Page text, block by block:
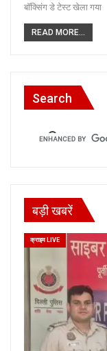
बॉक्सिंग डे टेस्ट खेला गया
READ MORE...
Search
बड़ी खबरें
क्राइम LIVE